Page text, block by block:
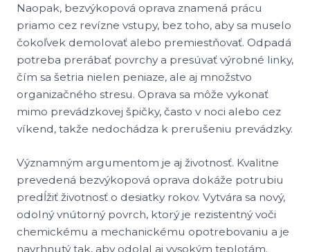
Naopak, bezvýkopová oprava znamená prácu
priamo cez revízne vstupy, bez toho, aby sa muselo
čokoľvek demolovať alebo premiestňovať. Odpadá
potreba prerábať povrchy a presúvať výrobné linky,
čím sa šetria nielen peniaze, ale aj množstvo
organizačného stresu. Oprava sa môže vykonať
mimo prevádzkovej špičky, často v noci alebo cez
víkend, takže nedochádza k prerušeniu prevádzky.
Významným argumentom je aj životnosť. Kvalitne
prevedená bezvýkopová oprava dokáže potrubiu
predĺžiť životnosť o desiatky rokov. Vytvára sa nový,
odolný vnútorný povrch, ktorý je rezistentný voči
chemickému a mechanickému opotrebovaniu a je
navrhnutý tak, aby odolal aj vysokým teplotám.